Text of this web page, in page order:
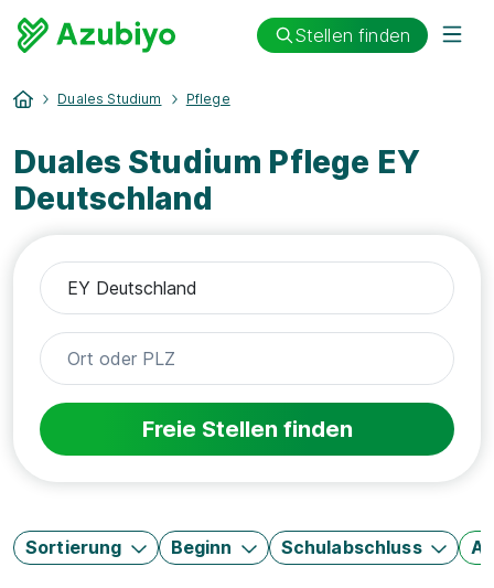
Stellen finden
Duales Studium Pflege
Duales Studium Pflege EY
Deutschland
Freie Stellen finden
Sortierung Beginn Schulabschluss